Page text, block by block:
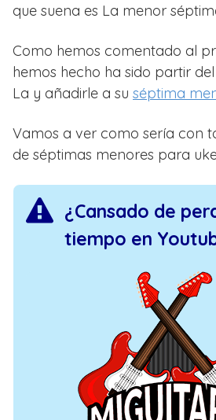
que suena es La menor
Como hemos comentado al
hemos hecho ha sido partir
La y añadirle a su séptima
Vamos a ver como sería con
de séptimas menores para
¿Cansado de
tiempo en